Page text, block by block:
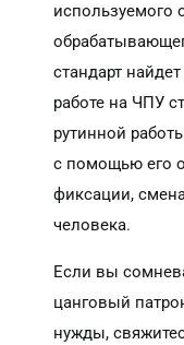
используемого
стандарт
работе на ЧПУ
рутинной
с помощью его
фиксации,
человека.
Если вы
цанговый
нужды,